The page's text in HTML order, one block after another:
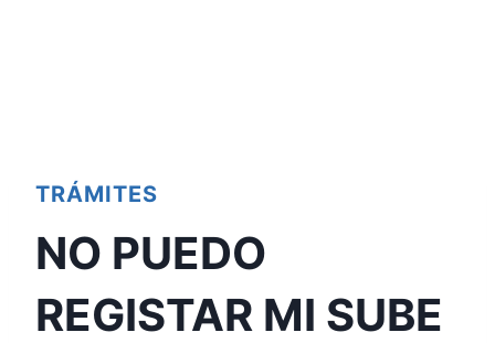
TRÁMITES
NO PUEDO
REGISTAR MI SUBE